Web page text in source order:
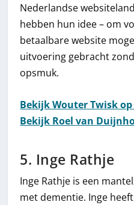
Nederlandse
hebben hun idee – om
betaalbare website
uitvoering gebracht
opsmuk.
Bekijk Wouter Twisk
Bekijk Roel van
5. Inge Rathje
Inge Rathje is een
met dementie. Inge